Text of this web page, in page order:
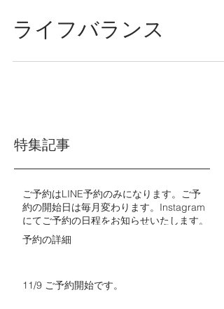
ライフバランス
特集記事
ご予約はLINE予約のみになります。ご予
約の開始日は毎月変わります。Instagram
にてご予約の日程をお知らせいたします。​​